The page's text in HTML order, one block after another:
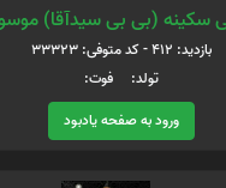
سکینه (بی بی سیدآقا)
بازدید: 412 - کد متوفی: 33323
تولد: فوت:
ورود به صفحه یادبود